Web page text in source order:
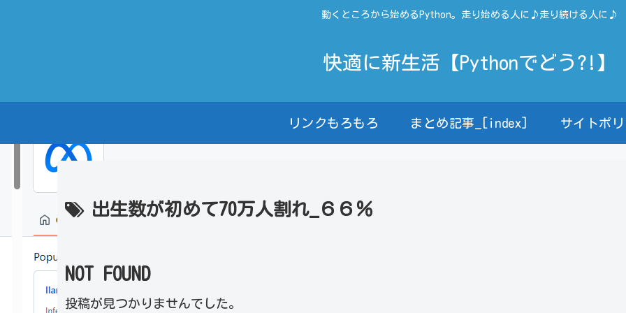
動くところから始めるPython。走り始める人に♪走り続ける人に♪
快適に新生活【Pythonでどう?!】
リンクもろもろ まとめ記事_[index] サイトポ
出生数が初めて70万人割れ_６６％
NOT FOUND
投稿が見つかりませんでした。